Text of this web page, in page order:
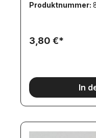
Produktnummer:
3,80 €*
In